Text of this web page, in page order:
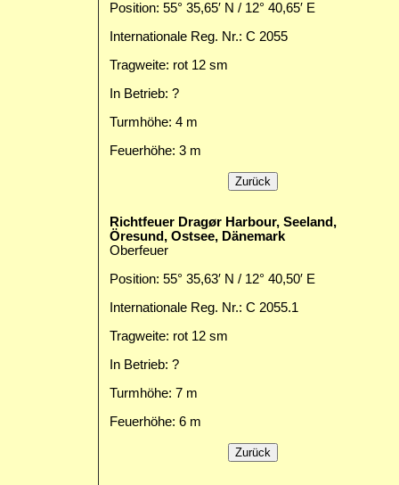
Position: 55° 35,65′ N / 12° 40,65′ E
Internationale Reg. Nr.: C 2055
Tragweite: rot 12 sm
In Betrieb: ?
Turmhöhe: 4 m
Feuerhöhe: 3 m
Richtfeuer Dragør Harbour, Seeland,
Öresund, Ostsee, Dänemark
Oberfeuer
Position: 55° 35,63′ N / 12° 40,50′ E
Internationale Reg. Nr.: C 2055.1
Tragweite: rot 12 sm
In Betrieb: ?
Turmhöhe: 7 m
Feuerhöhe: 6 m